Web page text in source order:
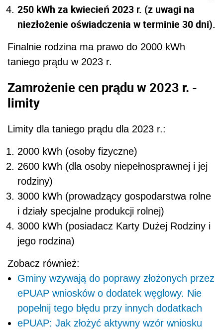
250 kWh za kwiecień 2023 r. (z uwagi na
niezłożenie oświadczenia w terminie 30 dni).
Finalnie rodzina ma prawo do 2000 kWh
taniego prądu w 2023 r.
Zamrożenie cen prądu w 2023 r. -
limity
Limity dla taniego prądu dla 2023 r.:
2000 kWh (osoby fizyczne)
2600 kWh (dla osoby niepełnosprawnej i jej
rodziny)
3000 kWh (prowadzący gospodarstwa rolne
i działy specjalne produkcji rolnej)
3000 kWh (posiadacz Karty Dużej Rodziny i
jego rodzina)
Zobacz również:
Gminy wzywają do poprawy złożonych przez
ePUAP wniosków o dodatek węglowy. Nie
popełnij tego błędu przy innych dodatkach
ePUAP: Jak złożyć aktywny wzór wniosku